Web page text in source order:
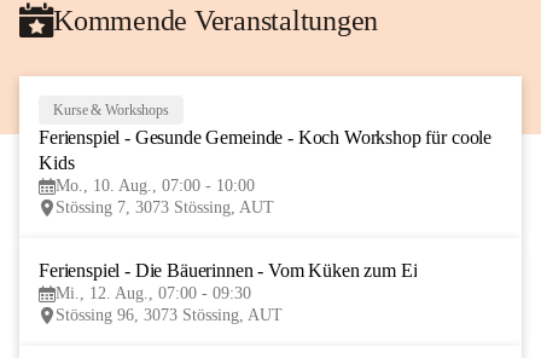
Kommende Veranstaltungen
AUG
Kurse & Workshops
Ferienspiel - Gesunde Gemeinde - Koch Workshop für coole
Kids
Mo., 10. Aug., 07:00 - 10:00
Stössing 7, 3073 Stössing, AUT
Ferienspiel - Die Bäuerinnen - Vom Küken zum Ei
Mi., 12. Aug., 07:00 - 09:30
Stössing 96, 3073 Stössing, AUT